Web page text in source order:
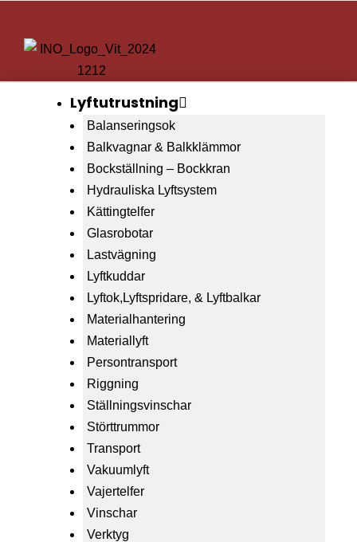
Lyftutrustning
Balanseringsok
Balkvagnar & Balkklämmor
Bockställning – Bockkran
Hydrauliska Lyftsystem
Kättingtelfer
Glasrobotar
Lastvägning
Lyftkuddar
Lyftok,Lyftspridare, & Lyftbalkar
Materialhantering
Materiallyft
Persontransport
Riggning
Ställningsvinschar
Störttrummor
Transport
Vakuumlyft
Vajertelfer
Vinschar
Verktyg